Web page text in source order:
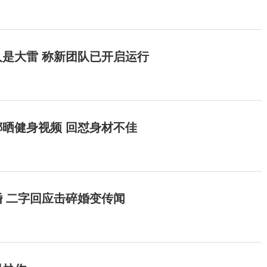
大雷 称新团队已开启运行
健身视频 回怼身材不佳
字回应击碎婚变传闻